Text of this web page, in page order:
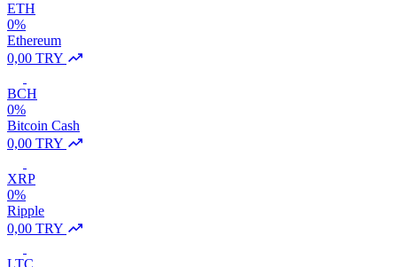
ETH
0%
Ethereum
0,00 TRY
BCH
0%
Bitcoin Cash
0,00 TRY
XRP
0%
Ripple
0,00 TRY
LTC